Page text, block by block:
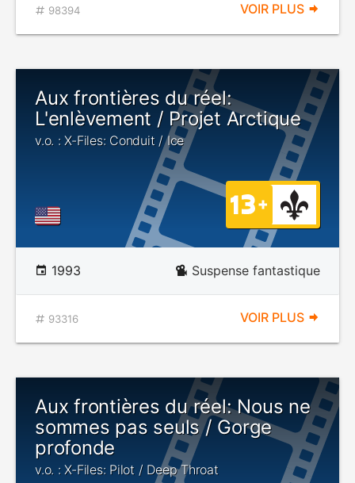
98394 VOIR PLUS
Aux frontières du réel:
L'enlèvement / Projet Arctique
v.o. : X-Files: Conduit / Ice
1993 Suspense fantastique
93316 VOIR PLUS
Aux frontières du réel: Nous ne
sommes pas seuls / Gorge
profonde
v.o. : X-Files: Pilot / Deep Throat